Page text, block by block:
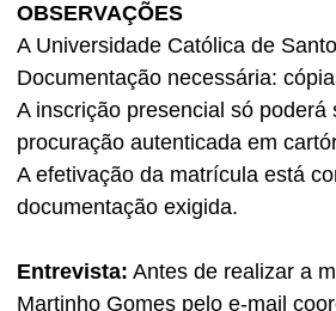
OBSERVAÇÕES
A Universidade Católica de
Documentação necessária:
A inscrição presencial só
procuração autenticada em
A efetivação da matrícula está
documentação exigida.
Entrevista: Antes de realizar a
Martinho Gomes pelo e-mail